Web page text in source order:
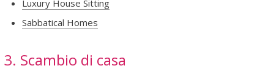
Luxury House Sitting
Sabbatical Homes
3. Scambio di casa